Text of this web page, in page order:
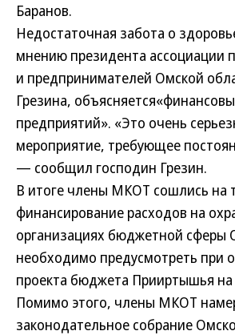
Баранов.
Недостаточная забота о
мнению президента ассоциации
и предпринимателей Омской
Грезина,
предприятий». «Это очень
мероприятие, требующее
— сообщил господин Грезин.
В итоге члены МКОТ сошлись на
финансирование расходов на
организациях бюджетной сферы
необходимо предусмотреть при
проекта бюджета Прииртышья на
Помимо этого, члены МКОТ
законодательное собрание